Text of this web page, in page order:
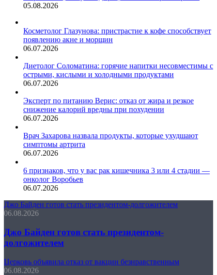
05.08.2026
Косметолог Глазунова: пристрастие к кофе способствует
появлению акне и морщин
06.07.2026
Диетолог Соломатина: горячие напитки несовместимы с
острыми, кислыми и холодными продуктами
06.07.2026
Эксперт по питанию Верис: отказ от жира и резкое
снижение калорий вредны при похудении
06.07.2026
Врач Захарова назвала продукты, которые ухудшают
симптомы артрита
06.07.2026
6 признаков, что у вас рак кишечника 3 или 4 стадии —
онколог Воробьев
06.07.2026
Джо Байден готов стать президентом-долгожителем
06.08.2026
Джо Байден готов стать президентом-
долгожителем
Церковь объявила отказ от вакцин безнравственным
06.08.2026